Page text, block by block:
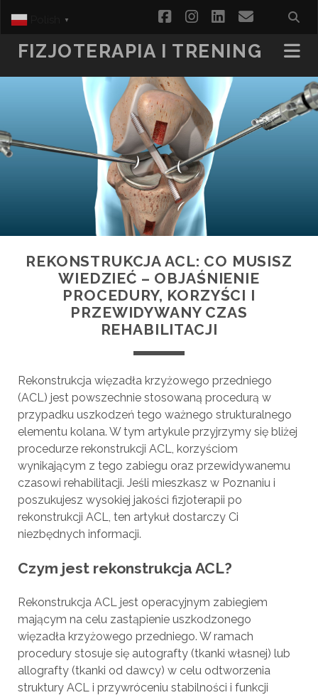
facebookinstagram
linkedinemail
FIZJOTERAPIA I TRENING
REKONSTRUKCJA ACL: CO MUSISZ
WIEDZIEĆ – OBJAŚNIENIE
PROCEDURY, KORZYŚCI I
PRZEWIDYWANY CZAS
REHABILITACJI
Rekonstrukcja więzadła krzyżowego przedniego
(ACL) jest powszechnie stosowaną procedurą w
przypadku uszkodzeń tego ważnego strukturalnego
elementu kolana. W tym artykule przyjrzymy się bliżej
procedurze rekonstrukcji ACL, korzyściom
wynikającym z tego zabiegu oraz przewidywanemu
czasowi rehabilitacji. Jeśli mieszkasz w Poznaniu i
poszukujesz wysokiej jakości fizjoterapii po
rekonstrukcji ACL, ten artykuł dostarczy Ci
niezbędnych informacji.
Czym jest rekonstrukcja ACL?
Rekonstrukcja ACL jest operacyjnym zabiegiem
mającym na celu zastąpienie uszkodzonego
więzadła krzyżowego przedniego. W ramach
procedury stosuje się autografty (tkanki własnej) lub
allografty (tkanki od dawcy) w celu odtworzenia
struktury ACL i przywróceniu stabilności i funkcji
▼